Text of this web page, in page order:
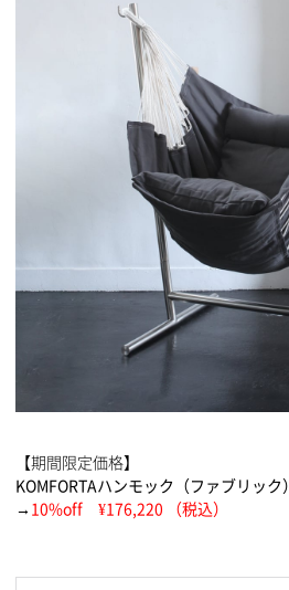
【期間限定価格】
KOMFORTAハンモック（ファブリック）
→ 10%off ¥176,220 （税込）